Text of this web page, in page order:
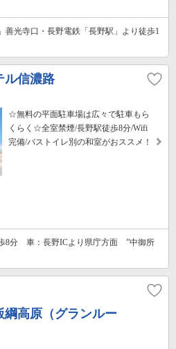
善光寺口・長野電鉄「長野駅」より徒歩1
信濃路
☆無料の平面駐車場は広々で駐車もら
くらく☆全室禁煙/長野駅徒歩8分/Wifi
完備/バストイレ別の和室がおススメ！
8分 車：長野ICより県庁方面 ”中御所
綱高原（グランルー